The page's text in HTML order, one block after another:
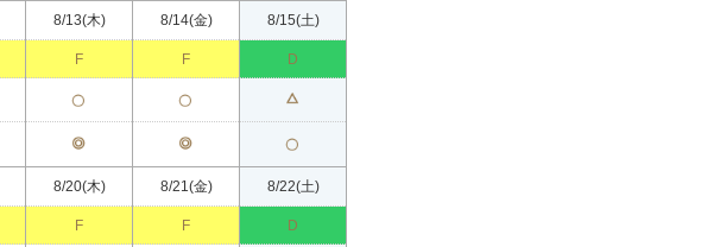
8/13(木)
F
8/14(金)
F
8/15(土)
D
8/20(木)
F
8/21(金)
F
8/22(土)
D